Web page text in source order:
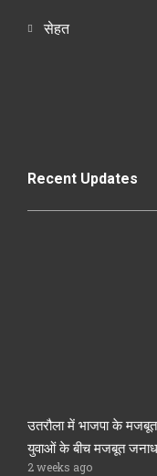
सेहत
Recent Updates
उतरौला में भाजपा के मजबूत
युवाओं के बीच मजबूत
2 weeks ago